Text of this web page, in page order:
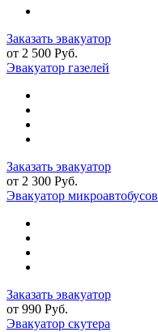
Заказать эвакуатор
от 2 500 Руб.
Эвакуатор газелей
Заказать эвакуатор
от 2 300 Руб.
Эвакуатор микроавтобусов
Заказать эвакуатор
от 990 Руб.
Эвакуатор скутера